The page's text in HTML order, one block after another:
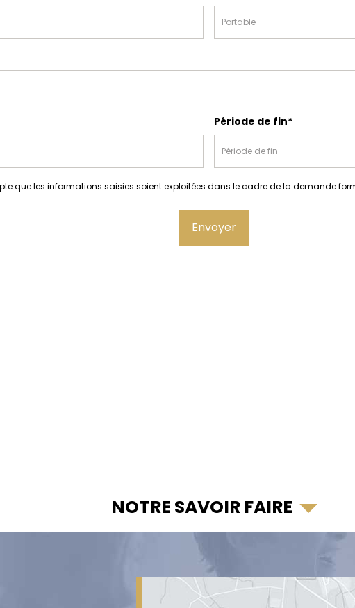
Période de fin*
que les informations saisies soient exploitées dans le cadre de la demande
NOTRE SAVOIR FAIRE